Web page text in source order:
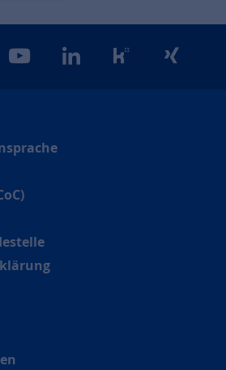
youtubelinkedinkununuxing